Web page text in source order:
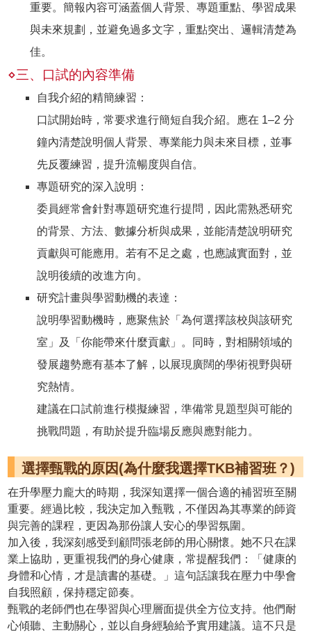
重要。簡報內容可涵蓋個人背景、專題重點、學習成果
與未來規劃，並避免過多文字，重點突出、邏輯清楚為
佳。
⋄三、口試的內容準備
自我介紹的精簡練習：
口試開始時，常要求進行簡短自我介紹。應在 1–2 分
鐘內清楚說明個人背景、專業能力與未來目標，並事
先反覆練習，提升流暢度與自信。
專題研究的深入說明：
委員經常會針對專題研究進行提問，因此需熟悉研究
的背景、方法、數據分析與成果，並能清楚說明研究
貢獻與可能應用。若有不足之處，也應誠實面對，並
說明後續的改進方向。
研究計畫與學習動機的表達：
說明學習動機時，應聚焦於「為何選擇該校與該研究
室」及「你能帶來什麼貢獻」。同時，對相關領域的
發展趨勢應有基本了解，以展現廣闊的學術視野與研
究熱情。
建議在口試前進行模擬練習，準備常見題型與可能的
挑戰問題，有助於提升臨場反應與應對能力。
選擇甄戰的原因(為什麼我選擇TKB補習班？)
在升學壓力龐大的時期，我深知選擇一個合適的補習班至關
重要。經過比較，我決定加入甄戰，不僅因為其專業的師資
與完善的課程，更因為那份讓人安心的學習氛圍。
加入後，我深刻感受到顧問張老師的用心關懷。她不只在課
業上協助，更重視我們的身心健康，常提醒我們：「健康的
身體和心情，才是讀書的基礎。」這句話讓我在壓力中學會
自我照顧，保持穩定節奏。
甄戰的老師們也在學習與心理層面提供全方位支持。他們耐
心傾聽、主動關心，並以自身經驗給予實用建議。這不只是